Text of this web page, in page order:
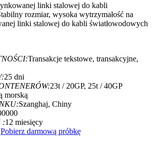
linki stalowej do kabli
rozmiar, wysoka wytrzymałość na
linki stalowej do kabli światłowodowych
Transakcje tekstowe, transakcyjne,
25 dni
23t / 20GP, 25t / 40GP
morską
Szanghaj, Chiny
:12 miesięcy
Pobierz darmową próbkę